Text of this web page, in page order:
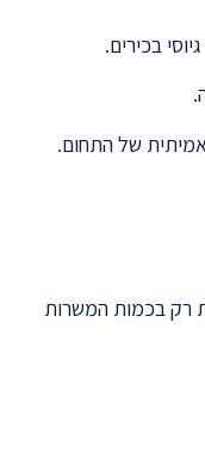
בכירים.
אמיתית של התחום.
רק בכמות המשרות